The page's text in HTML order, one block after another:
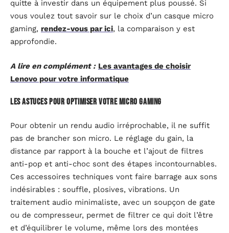
quitte à investir dans un équipement plus poussé. Si
vous voulez tout savoir sur le choix d’un casque micro
gaming, rendez-vous par ici, la comparaison y est
approfondie.
A lire en complément : Les avantages de choisir
Lenovo pour votre informatique
Les astuces pour optimiser votre micro gaming
Pour obtenir un rendu audio irréprochable, il ne suffit
pas de brancher son micro. Le réglage du gain, la
distance par rapport à la bouche et l’ajout de filtres
anti-pop et anti-choc sont des étapes incontournables.
Ces accessoires techniques vont faire barrage aux sons
indésirables : souffle, plosives, vibrations. Un
traitement audio minimaliste, avec un soupçon de gate
ou de compresseur, permet de filtrer ce qui doit l’être
et d’équilibrer le volume, même lors des montées